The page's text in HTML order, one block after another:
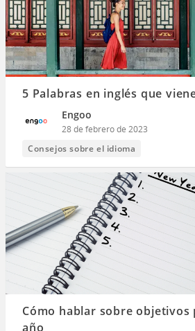
5 Palabras en inglés que
Engoo
28 de febrero de 2023
Consejos sobre el idioma
Cómo hablar sobre objetivos
año